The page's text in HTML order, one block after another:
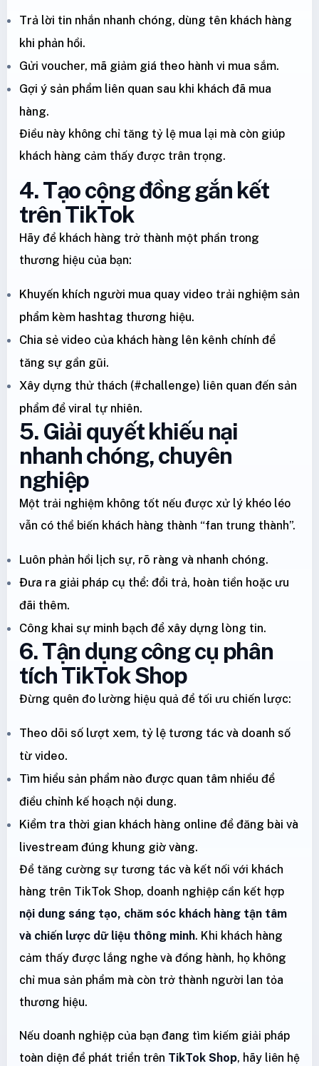
Trả lời tin nhắn nhanh chóng, dùng tên khách hàng
khi phản hồi.
Gửi voucher, mã giảm giá theo hành vi mua sắm.
Gợi ý sản phẩm liên quan sau khi khách đã mua
hàng.
Điều này không chỉ tăng tỷ lệ mua lại mà còn giúp
khách hàng cảm thấy được trân trọng.
4. Tạo cộng đồng gắn kết
trên TikTok
Hãy để khách hàng trở thành một phần trong
thương hiệu của bạn:
Khuyến khích người mua quay video trải nghiệm sản
phẩm kèm hashtag thương hiệu.
Chia sẻ video của khách hàng lên kênh chính để
tăng sự gần gũi.
Xây dựng thử thách (#challenge) liên quan đến sản
phẩm để viral tự nhiên.
5. Giải quyết khiếu nại
nhanh chóng, chuyên
nghiệp
Một trải nghiệm không tốt nếu được xử lý khéo léo
vẫn có thể biến khách hàng thành “fan trung thành”.
Luôn phản hồi lịch sự, rõ ràng và nhanh chóng.
Đưa ra giải pháp cụ thể: đổi trả, hoàn tiền hoặc ưu
đãi thêm.
Công khai sự minh bạch để xây dựng lòng tin.
6. Tận dụng công cụ phân
tích TikTok Shop
Đừng quên đo lường hiệu quả để tối ưu chiến lược:
Theo dõi số lượt xem, tỷ lệ tương tác và doanh số
từ video.
Tìm hiểu sản phẩm nào được quan tâm nhiều để
điều chỉnh kế hoạch nội dung.
Kiểm tra thời gian khách hàng online để đăng bài và
livestream đúng khung giờ vàng.
Để tăng cường sự tương tác và kết nối với khách
hàng trên TikTok Shop, doanh nghiệp cần kết hợp
nội dung sáng tạo, chăm sóc khách hàng tận tâm
và chiến lược dữ liệu thông minh. Khi khách hàng
cảm thấy được lắng nghe và đồng hành, họ không
chỉ mua sản phẩm mà còn trở thành người lan tỏa
thương hiệu.
Nếu doanh nghiệp của bạn đang tìm kiếm giải pháp
toàn diện để phát triển trên TikTok Shop, hãy liên hệ